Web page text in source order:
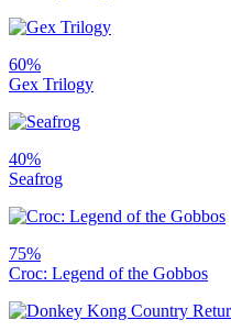
60%
Gex Trilogy
40%
Seafrog
75%
Croc: Legend of the Gobbos